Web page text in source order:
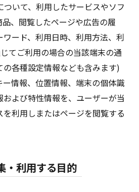
ついて、利用したサービスやソフ
品、閲覧したページや広告の履
ード、利用日時、利用方法、利
てご利用の場合の当該端末の通
各種設定情報なども含みます)
情報、位置情報、端末の個体識
よび特性情報を、ユーザーが当
利用しまたはページを閲覧する
・利用する目的